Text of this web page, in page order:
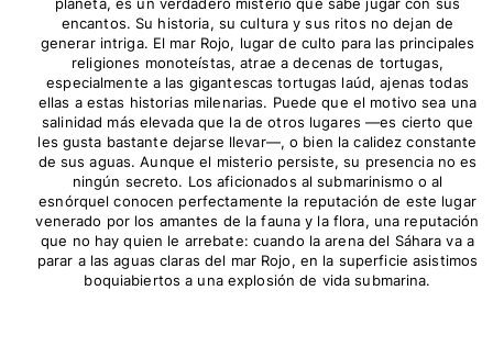
planeta, es un verdadero misterio que sabe jugar con sus
encantos. Su historia, su cultura y sus ritos no dejan de
generar intriga. El mar Rojo, lugar de culto para las principales
religiones monoteístas, atrae a decenas de tortugas,
especialmente a las gigantescas tortugas laúd, ajenas todas
ellas a estas historias milenarias. Puede que el motivo sea una
salinidad más elevada que la de otros lugares —es cierto que
les gusta bastante dejarse llevar—, o bien la calidez constante
de sus aguas. Aunque el misterio persiste, su presencia no es
ningún secreto. Los aficionados al submarinismo o al
esnórquel conocen perfectamente la reputación de este lugar
venerado por los amantes de la fauna y la flora, una reputación
que no hay quien le arrebate: cuando la arena del Sáhara va a
parar a las aguas claras del mar Rojo, en la superficie asistimos
boquiabiertos a una explosión de vida submarina.